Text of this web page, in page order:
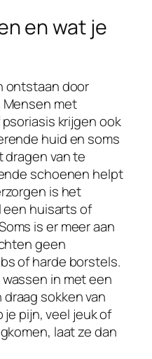
en wat je
ontstaan door
met
krijgen ook
huid en soms
dragen van te
schoenen helpt
is het
huisarts of
is er meer aan
geen
of harde borstels.
in met een
sokken van
je pijn, veel jeuk of
laat ze dan